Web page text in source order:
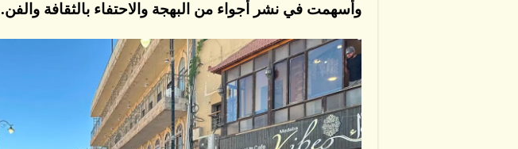
وأسهمت في نشر أجواء من البهجة والاحتفاء بالثقافة والفن.